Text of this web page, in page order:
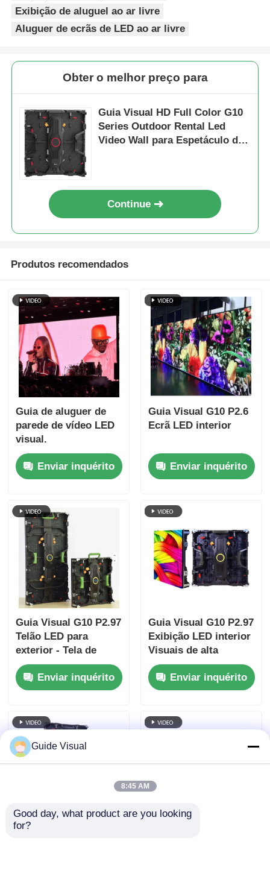
Exibição de aluguel ao ar livre
Aluguer de ecrãs de LED ao ar livre
Obter o melhor preço para
Guia Visual HD Full Color G10
Series Outdoor Rental Led
Video Wall para Espetáculo de
Continue
Produtos recomendados
Guia de aluguer de
parede de vídeo LED
visual.
Enviar inquérito
Guia Visual G10 P2.6
Ecrã LED interior
Enviar inquérito
Guia Visual G10 P2.97
Telão LED para
exterior - Tela de
aluguel de alto brilho
para eventos
extremos ao ar livre
Enviar inquérito
Guia Visual G10 P2.97
Exibição LED interior
Visuais de alta
definição com
confiabilidade a
longo prazo
Enviar inquérito
Guide Visual
8:45 AM
Good day, what product are you looking
for?